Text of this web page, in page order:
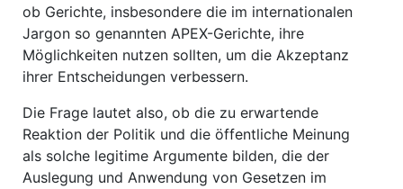
ob Gerichte, insbesondere die im internationalen
Jargon so genannten APEX-Gerichte, ihre
Möglichkeiten nutzen sollten, um die Akzeptanz
ihrer Entscheidungen verbessern.
Die Frage lautet also, ob die zu erwartende
Reaktion der Politik und die öffentliche Meinung
als solche legitime Argumente bilden, die der
Auslegung und Anwendung von Gesetzen im